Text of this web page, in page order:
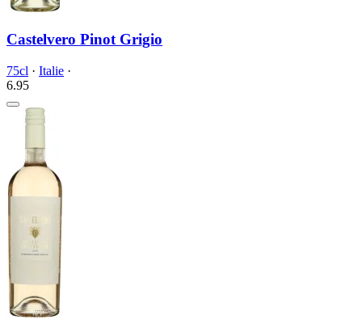
Castelvero Pinot Grigio
75cl · Italie ·
6.95